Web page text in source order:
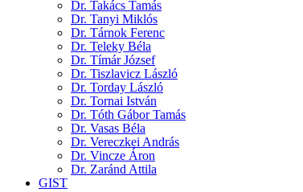
Dr. Takács Tamás
Dr. Tanyi Miklós
Dr. Tárnok Ferenc
Dr. Teleky Béla
Dr. Tímár József
Dr. Tiszlavicz László
Dr. Torday László
Dr. Tornai István
Dr. Tóth Gábor Tamás
Dr. Vasas Béla
Dr. Vereczkei András
Dr. Vincze Áron
Dr. Zaránd Attila
GIST